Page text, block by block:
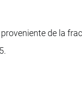
de la